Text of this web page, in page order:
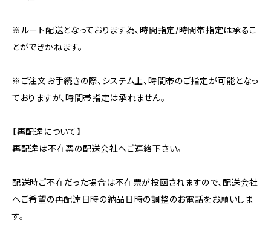
※ルート配送となっております為、時間指定/時間帯指定は承るこ
とができかねます。
※ご注文お手続きの際、システム上、時間帯のご指定が可能となっ
ておりますが、時間帯指定は承れません。
【再配達について】
再配達は不在票の配送会社へご連絡下さい。
配送時ご不在だった場合は不在票が投函されますので、配送会社
へご希望の再配達日時の納品日時の調整のお電話をお願いしま
す。